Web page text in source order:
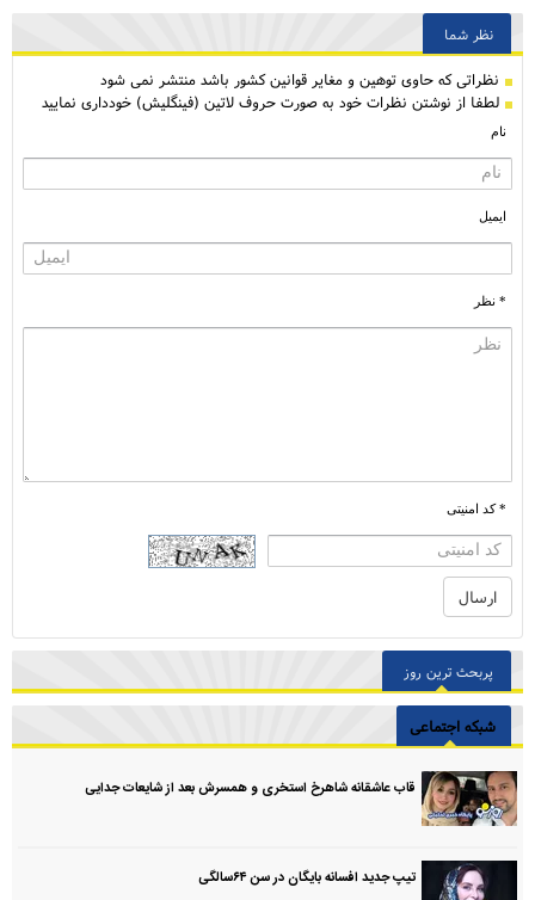
نظر شما
نظراتی كه حاوی توهین و مغایر قوانین کشور باشد منتشر نمی شود
لطفا از نوشتن نظرات خود به صورت حروف لاتین (فینگلیش) خودداری نمایید
نام
ایمیل
* نظر
* کد امنیتی
پربحث ترین روز
شبکه اجتماعی
قاب عاشقانه شاهرخ استخری و همسرش بعد از شایعات جدایی
تیپ جدید افسانه بایگان در سن ۶۴سالگی